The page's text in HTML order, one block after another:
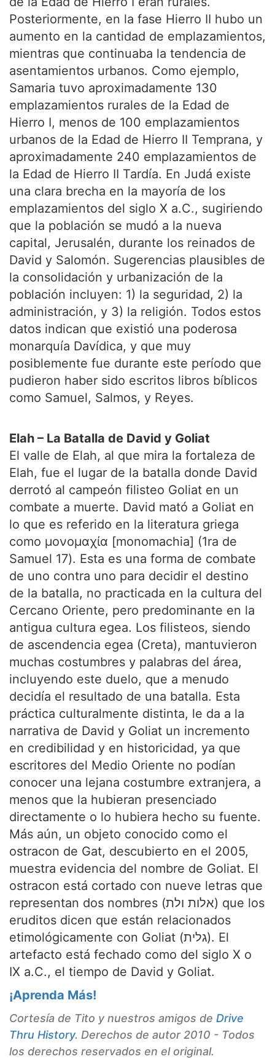
Posteriormente, en la fase Hierro II hubo un
aumento en la cantidad de emplazamientos,
mientras que continuaba la tendencia de
asentamientos urbanos. Como ejemplo,
Samaria tuvo aproximadamente 130
emplazamientos rurales de la Edad de
Hierro I, menos de 100 emplazamientos
urbanos de la Edad de Hierro II Temprana, y
aproximadamente 240 emplazamientos de
la Edad de Hierro II Tardía. En Judá existe
una clara brecha en la mayoría de los
emplazamientos del siglo X a.C., sugiriendo
que la población se mudó a la nueva
capital, Jerusalén, durante los reinados de
David y Salomón. Sugerencias plausibles de
la consolidación y urbanización de la
población incluyen: 1) la seguridad, 2) la
administración, y 3) la religión. Todos estos
datos indican que existió una poderosa
monarquía Davídica, y que muy
posiblemente fue durante este período que
pudieron haber sido escritos libros bíblicos
como Samuel, Salmos, y Reyes.
Elah – La Batalla de David y Goliat
El valle de Elah, al que mira la fortaleza de
Elah, fue el lugar de la batalla donde David
derrotó al campeón filisteo Goliat en un
combate a muerte. David mató a Goliat en
lo que es referido en la literatura griega
como μονομαχία [monomachia] (1ra de
Samuel 17). Esta es una forma de combate
de uno contra uno para decidir el destino
de la batalla, no practicada en la cultura del
Cercano Oriente, pero predominante en la
antigua cultura egea. Los filisteos, siendo
de ascendencia egea (Creta), mantuvieron
muchas costumbres y palabras del área,
incluyendo este duelo, que a menudo
decidía el resultado de una batalla. Esta
práctica culturalmente distinta, le da a la
narrativa de David y Goliat un incremento
en credibilidad y en historicidad, ya que
escritores del Medio Oriente no podían
conocer una lejana costumbre extranjera, a
menos que la hubieran presenciado
directamente o lo hubiera hecho su fuente.
Más aún, un objeto conocido como el
ostracon de Gat, descubierto en el 2005,
muestra evidencia del nombre de Goliat. El
ostracon está cortado con nueve letras que
representan dos nombres (אלות ולת) que los
eruditos dicen que están relacionados
etimológicamente con Goliat (גלית). El
artefacto está fechado como del siglo X o
IX a.C., el tiempo de David y Goliat.
¡Aprenda Más!
Cortesía de Tito y nuestros amigos de Drive
Thru History. Derechos de autor 2010 - Todos
los derechos reservados en el original.